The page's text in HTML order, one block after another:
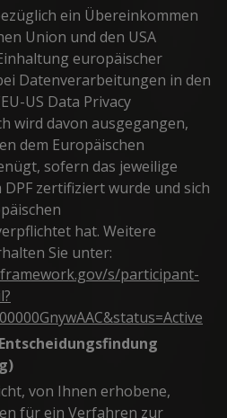
ein Übereinkommen
Union und den USA
europäischer
Datenverarbeitungen in den
US Data Privacy
wird davon ausgegangen,
dem Europäischen
sofern das jeweilige
zertifiziert wurde und sich
hat. Weitere
Sie unter:
s/participant-
von Ihnen erhobene,
für ein Verfahren zur